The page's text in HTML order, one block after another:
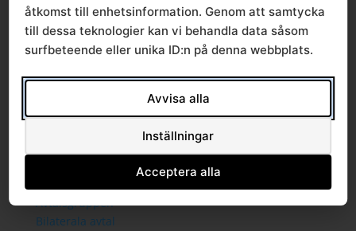
Protokoll
Om Södra sjukvårdsregionen
Ledningsgrupp
Styrande dokument
Verksamhetsberättelse
Regionala priser och ersättningar
Avtalsgruppen
Bilaterala avtal
åtkomst till enhetsinformation. Genom att samtycka
till dessa teknologier kan vi behandla data såsom
surfbeteende eller unika ID:n på denna webbplats.
Avvisa alla
Inställningar
Acceptera alla